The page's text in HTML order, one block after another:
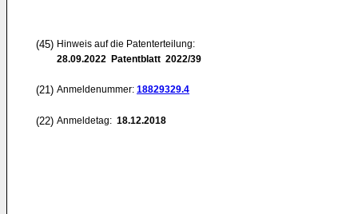
(45) Hinweis auf die Patenterteilung:
28.09.2022 Patentblatt 2022/39
(21) Anmeldenummer: 18829329.4
(22) Anmeldetag: 18.12.2018